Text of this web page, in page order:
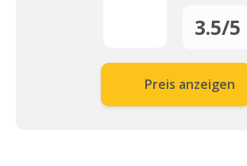
3.5/5
Preis anzeigen